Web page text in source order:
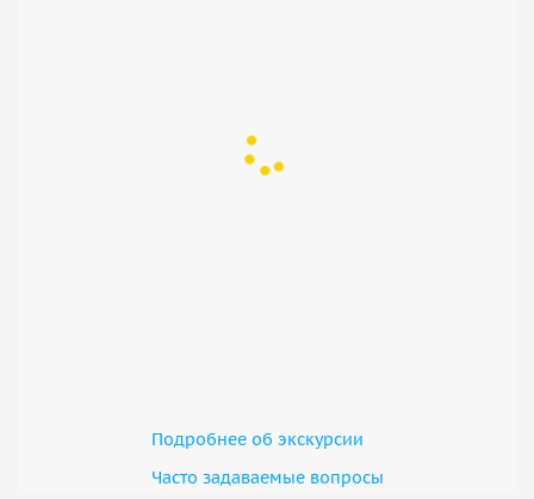
Подробнее об экскурсии
Часто задаваемые вопросы